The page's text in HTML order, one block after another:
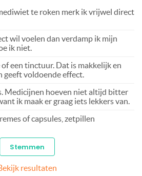
te roken merk ik vrijwel direct
wil voelen dan verdamp ik mijn
ik niet.
een tinctuur. Dat is makkelijk en
geeft voldoende effect.
Medicijnen hoeven niet altijd bitter
ik maak er graag iets lekkers van.
of capsules, zetpillen
resultaten